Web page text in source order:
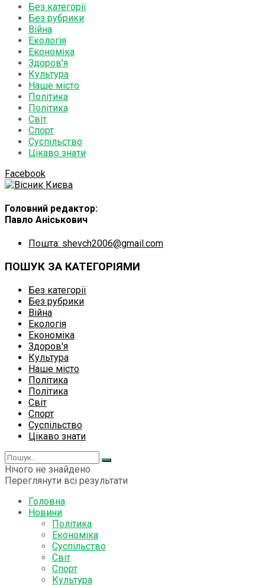
Без категорії
Без рубрики
Війна
Екологія
Економіка
Здоров'я
Культура
Наше місто
Політика
Політика
Світ
Спорт
Суспільство
Цікаво знати
Facebook
Головний редактор:
Павло Аніськович
Пошта: shevch2006@gmail.com
ПОШУК ЗА КАТЕГОРІЯМИ
Без категорії
Без рубрики
Війна
Екологія
Економіка
Здоров'я
Культура
Наше місто
Політика
Політика
Світ
Спорт
Суспільство
Цікаво знати
Нічого не знайдено
Переглянути всі результати
Головна
Новини
Політика
Економіка
Суспільство
Світ
Спорт
Культура